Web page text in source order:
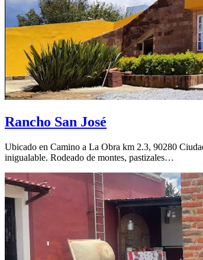
Rancho San José
Ubicado en Camino a La Obra km 2.3, 90280
inigualable. Rodeado de montes, pastizales…